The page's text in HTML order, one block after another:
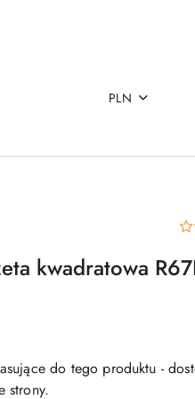
PLN
kwadratowa
do tego produktu -
strony.